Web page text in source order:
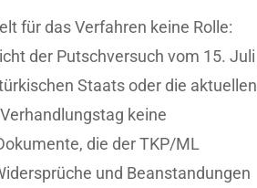
für das Verfahren keine Rolle:
der Putschversuch vom 15. Juli
Staats oder die aktuellen
keine
die der TKP/ML
und Beanstandungen